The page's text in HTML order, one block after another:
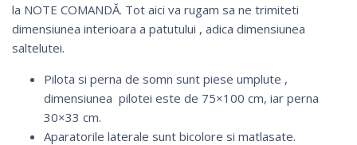
la NOTE COMANDĂ. Tot aici va rugam sa ne trimiteti
dimensiunea interioara a patutului , adica dimensiunea
saltelutei.
Pilota si perna de somn sunt piese umplute ,
dimensiunea pilotei este de 75×100 cm, iar perna
30×33 cm.
Aparatorile laterale sunt bicolore si matlasate.